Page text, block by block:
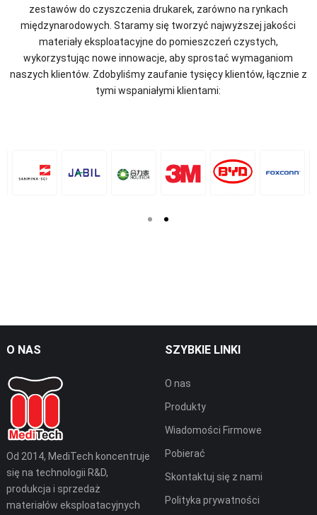
zestawów do czyszczenia drukarek, zarówno na rynkach
międzynarodowych. Staramy się tworzyć najwyższej jakości
materiały eksploatacyjne do pomieszczeń czystych,
wykorzystując nowe innowacje, aby sprostać wymaganiom
naszych klientów. Zdobyliśmy zaufanie tysięcy klientów, łącznie z
tymi wspaniałymi klientami:
O NAS
Od 2014, MediTech koncentruje
się na technologii R&D,
produkcja i sprzedaż
materiałów eksploatacyjnych
SZYBKIE LINKI
O nas
Produkty
Wiadomości Firmowe
Pobierać
Skontaktuj się z nami
Polityka prywatności